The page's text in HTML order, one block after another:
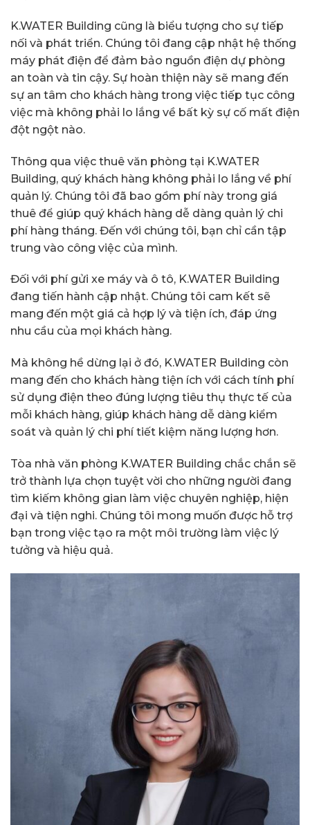
K.WATER Building cũng là biểu tượng cho sự tiếp
nối và phát triển. Chúng tôi đang cập nhật hệ thống
máy phát điện để đảm bảo nguồn điện dự phòng
an toàn và tin cậy. Sự hoàn thiện này sẽ mang đến
sự an tâm cho khách hàng trong việc tiếp tục công
việc mà không phải lo lắng về bất kỳ sự cố mất điện
đột ngột nào.
Thông qua việc thuê văn phòng tại K.WATER
Building, quý khách hàng không phải lo lắng về phí
quản lý. Chúng tôi đã bao gồm phí này trong giá
thuê để giúp quý khách hàng dễ dàng quản lý chi
phí hàng tháng. Đến với chúng tôi, bạn chỉ cần tập
trung vào công việc của mình.
Đối với phí gửi xe máy và ô tô, K.WATER Building
đang tiến hành cập nhật. Chúng tôi cam kết sẽ
mang đến một giá cả hợp lý và tiện ích, đáp ứng
nhu cầu của mọi khách hàng.
Mà không hề dừng lại ở đó, K.WATER Building còn
mang đến cho khách hàng tiện ích với cách tính phí
sử dụng điện theo đúng lượng tiêu thụ thực tế của
mỗi khách hàng, giúp khách hàng dễ dàng kiểm
soát và quản lý chi phí tiết kiệm năng lượng hơn.
Tòa nhà văn phòng K.WATER Building chắc chắn sẽ
trở thành lựa chọn tuyệt vời cho những người đang
tìm kiếm không gian làm việc chuyên nghiệp, hiện
đại và tiện nghi. Chúng tôi mong muốn được hỗ trợ
bạn trong việc tạo ra một môi trường làm việc lý
tưởng và hiệu quả.